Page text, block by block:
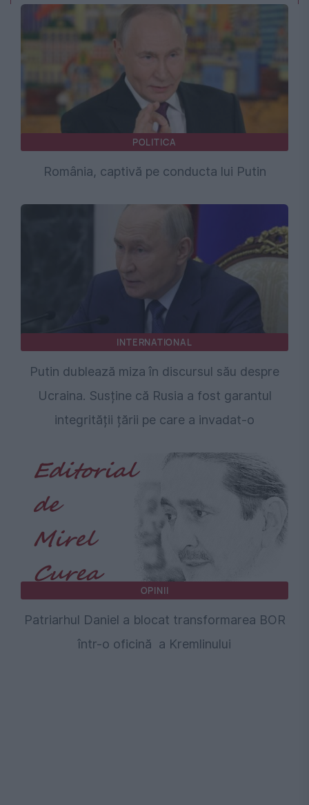
POLITICA
România, captivă pe conducta lui Putin
INTERNATIONAL
Putin dublează miza în discursul său despre
Ucraina. Susține că Rusia a fost garantul
integrității țării pe care a invadat-o
OPINII
Patriarhul Daniel a blocat transformarea BOR
într-o oficină a Kremlinului